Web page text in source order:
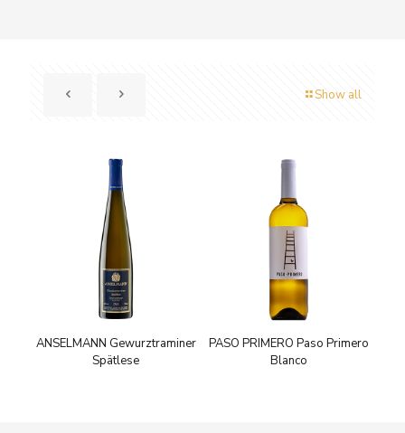
Show all
ANSELMANN Gewurztraminer
Spätlese
PASO PRIMERO Paso Primero
Blanco